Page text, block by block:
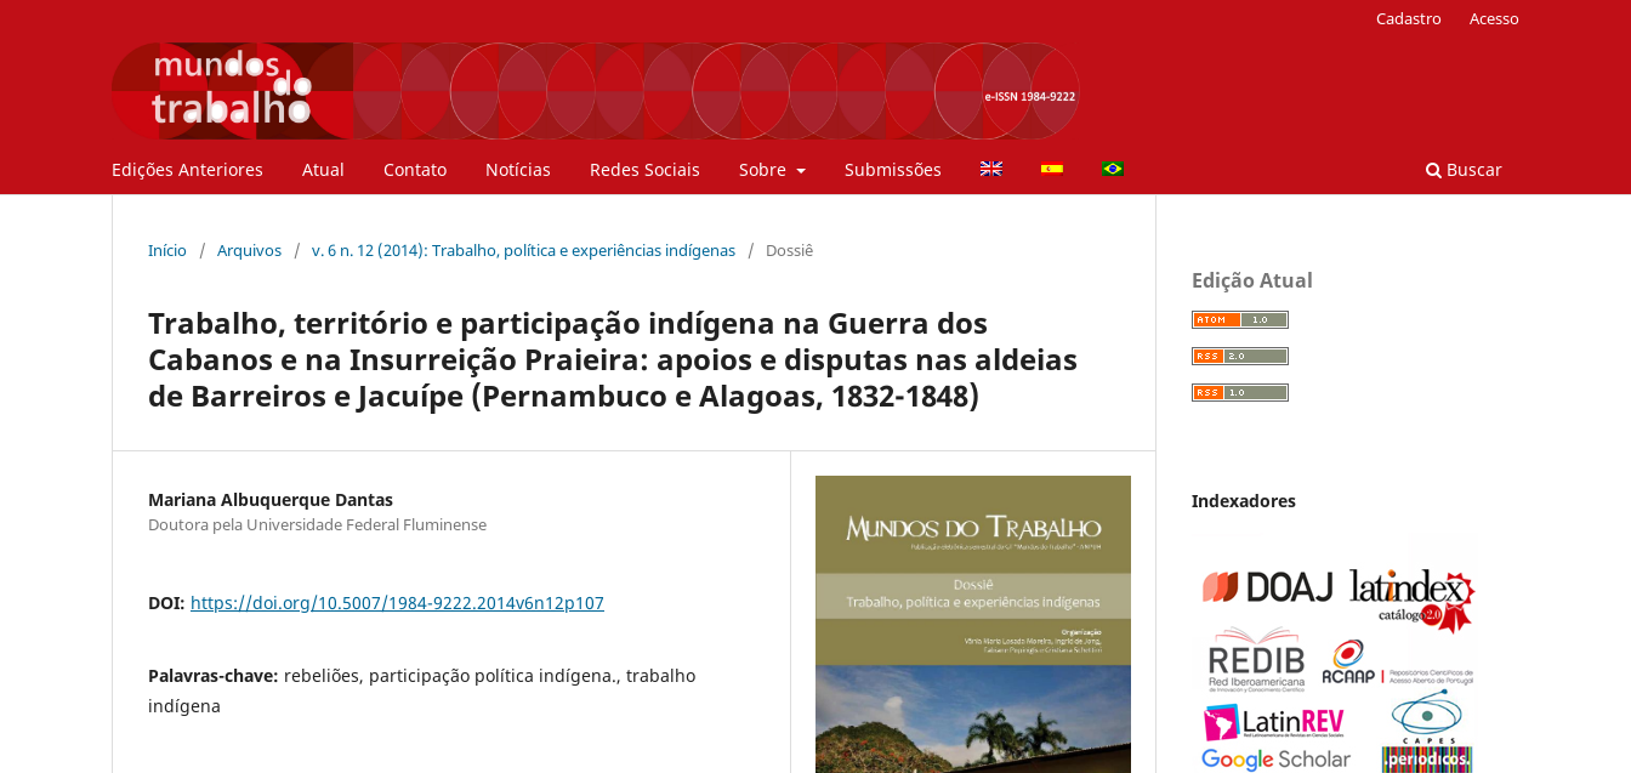
Edições Anteriores Atual Contato Notícias Redes Sociais Sobre Submissões Buscar
Cadastro Acesso
Início / Arquivos / v. 6 n. 12 (2014): Trabalho, política e experiências indígenas / Dossiê
Trabalho, território e participação indígena na Guerra dos
Cabanos e na Insurreição Praieira: apoios e disputas nas aldeias
de Barreiros e Jacuípe (Pernambuco e Alagoas, 1832-1848)
Mariana Albuquerque Dantas
Doutora pela Universidade Federal Fluminense
DOI: https://doi.org/10.5007/1984-9222.2014v6n12p107
Palavras-chave: rebeliões, participação política indígena., trabalho
indígena
Edição Atual
Indexadores